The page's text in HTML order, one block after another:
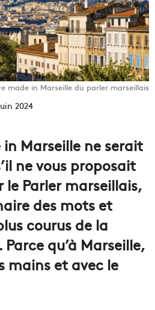
made in Marseille du parler marseillais
2024
in Marseille ne serait
ne vous proposait
le Parler marseillais,
des mots et
courus de la
qu’à Marseille,
mains et avec le